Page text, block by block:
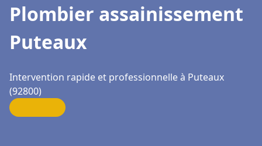
Plombier assainissement
Puteaux
Intervention rapide et professionnelle à Puteaux
(92800)